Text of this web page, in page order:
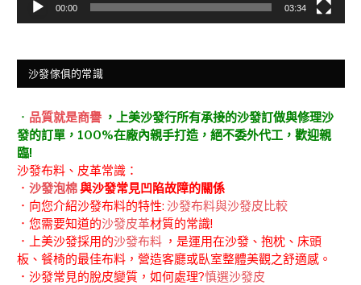
00:00 03:34
沙發傢俱的常識
． 品質就是商譽 ，上美沙發行所有承接的沙發訂做與修理沙
發的訂單，100%在廠內親手打造，絕不委外代工，歡迎親
臨!
沙發布料、皮革常識：
． 沙發泡棉與沙發常見凹陷故障的關係
．向您介紹沙發布料的特性: 沙發布料與沙發皮比較
．您需要知道的沙發皮革材質的常識!
．上美沙發採用的沙發布料 ，是運用在沙發、抱枕、床頭
板、餐椅的最佳布料，營造客廳或臥室整體美觀之舒適感。
．沙發常見的脫皮變質，如何處理?慎選沙發皮